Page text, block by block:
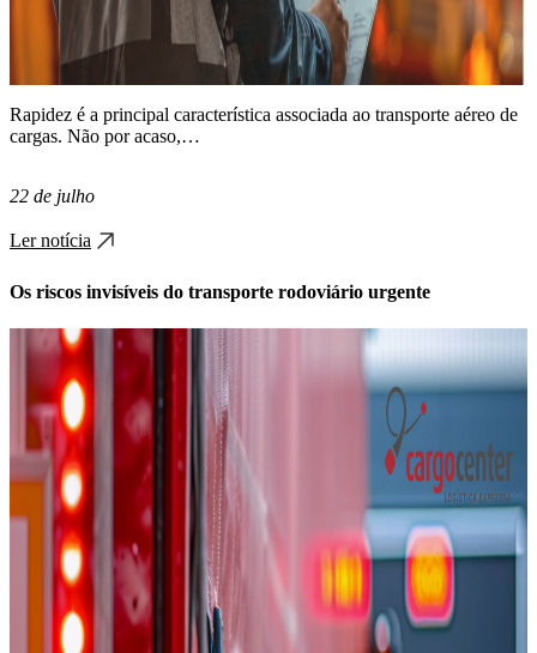
Rapidez é a principal característica associada ao transporte aéreo de
cargas. Não por acaso,…
22 de julho
Ler notícia
Os riscos invisíveis do transporte rodoviário urgente